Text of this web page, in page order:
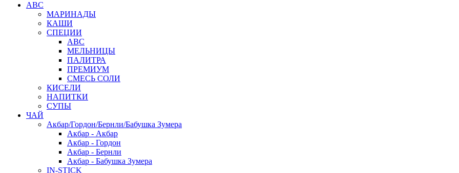
АВС
МАРИНАДЫ
КАШИ
СПЕЦИИ
АВС
МЕЛЬНИЦЫ
ПАЛИТРА
ПРЕМИУМ
СМЕСЬ СОЛИ
КИСЕЛИ
НАПИТКИ
СУПЫ
ЧАЙ
Акбар/Гордон/Бернли/Бабушка Зумера
Акбар - Акбар
Акбар - Гордон
Акбар - Бернли
Акбар - Бабушка Зумера
IN-STICK